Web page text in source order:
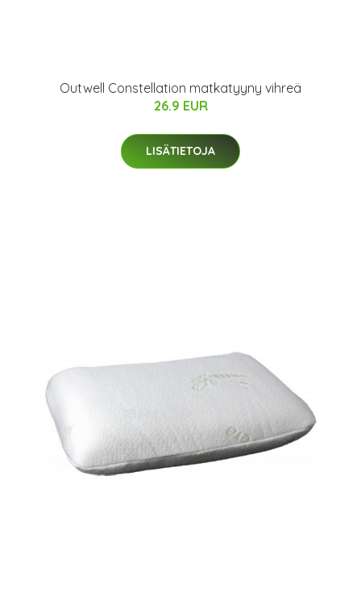
Outwell Constellation matkatyyny vihreä
26.9 EUR
LISÄTIETOJA